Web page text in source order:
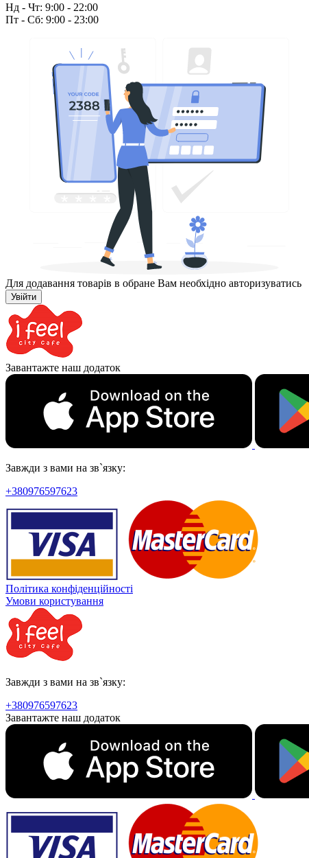
Нд - Чт: 9:00 - 22:00
Пт - Сб: 9:00 - 23:00
Для додавання товарів в обране Вам необхідно авторизуватись
Увійти
Завантажте наш додаток
Завжди з вами на зв`язку:
+380976597623
Політика конфіденційності
Умови користування
Завжди з вами на зв`язку:
+380976597623
Завантажте наш додаток